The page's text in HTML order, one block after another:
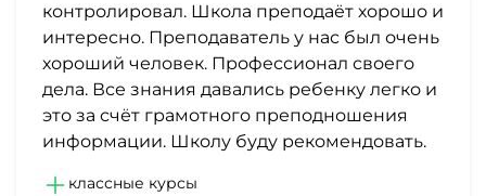
контролировал. Школа преподаёт хорошо и
интересно. Преподаватель у нас был очень
хороший человек. Профессионал своего
дела. Все знания давались ребенку легко и
это за счёт грамотного преподношения
информации. Школу буду рекомендовать.
классные курсы